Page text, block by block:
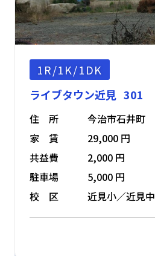
1R/1K/1DK
ライブタウン近見 301
住 所
今治市石井町
家 賃
29,000 円
共益費
2,000 円
駐車場
5,000 円
校 区
近見小／近見中